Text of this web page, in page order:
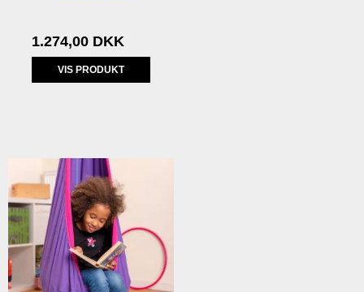
1.274,00 DKK
VIS PRODUKT